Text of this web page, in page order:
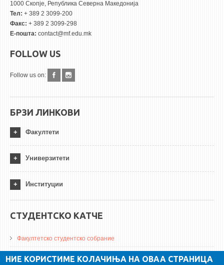
1000 Скопје, Република Северна Македонија
Тел: + 389 2 3099-200
Факс: + 389 2 3099-298
Е-пошта: contact@mf.edu.mk
FOLLOW US
Follow us on:
БРЗИ ЛИНКОВИ
Факултети
Универзитети
Институции
СТУДЕНТСКО КАТЧЕ
Факултетско студентско собрание
ДА Винчи магазин
НИЕ КОРИСТИМЕ КОЛАЧИЊА НА ОВАА СТРАНИЦА